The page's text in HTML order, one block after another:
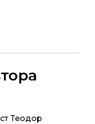
Теодор